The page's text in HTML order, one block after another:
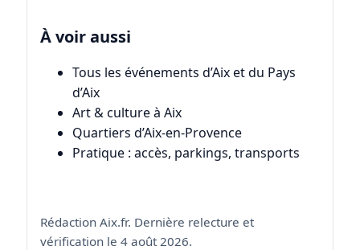
À voir aussi
Tous les événements d’Aix et du Pays
d’Aix
Art & culture à Aix
Quartiers d’Aix-en-Provence
Pratique : accès, parkings, transports
Rédaction Aix.fr. Dernière relecture et
vérification le 4 août 2026.